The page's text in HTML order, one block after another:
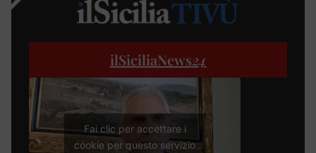
ilSiciliaNews24
Fai clic per accettare i
cookie per questo servizio